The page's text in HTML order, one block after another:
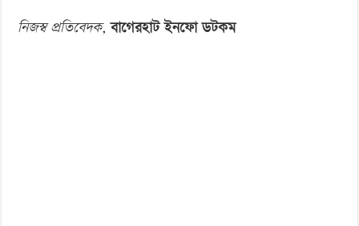
ফাঁদ’সহ
নিজস্ব প্রতিবেদক,বাগেরহাট ইনফো ডটকম